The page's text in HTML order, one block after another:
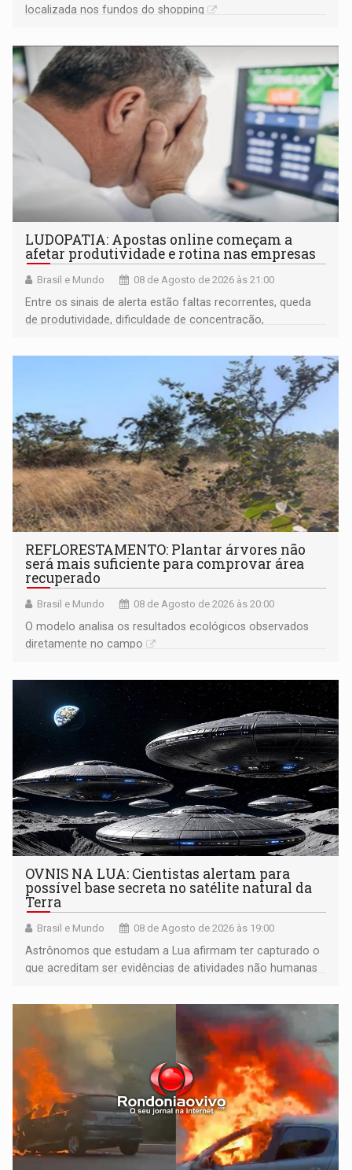
localizada nos fundos do shopping
LUDOPATIA: Apostas online começam a
afetar produtividade e rotina nas empresas
Brasil e Mundo 08 de Agosto de 2026 às 21:00
Entre os sinais de alerta estão faltas recorrentes, queda
de produtividade, dificuldade de concentração,
REFLORESTAMENTO: Plantar árvores não
será mais suficiente para comprovar área
recuperado
Brasil e Mundo 08 de Agosto de 2026 às 20:00
O modelo analisa os resultados ecológicos observados
diretamente no campo
OVNIS NA LUA: Cientistas alertam para
possível base secreta no satélite natural da
Terra
Brasil e Mundo 08 de Agosto de 2026 às 19:00
Astrônomos que estudam a Lua afirmam ter capturado o
que acreditam ser evidências de atividades não humanas
órbita